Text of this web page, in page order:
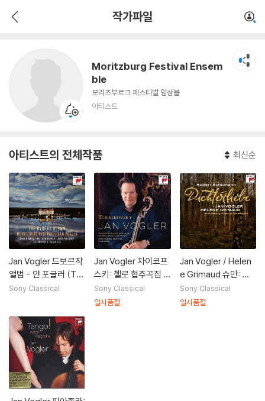
작가파일
Moritzburg Festival Ensem
ble
모리츠부르크 페스티벌 앙상블
아티스트
아티스트의 전체작품 최신순
Jan Vogler 드보르작
앨범 - 얀 포글러 (Th
e Dvorak Album)
Sony Classical
Jan Vogler 차이코프
스키: 첼로 협주곡집 -
우울한 세레나데, 로코
코 변주곡, 플로렌스의
Sony Classical
일시품절
Jan Vogler / Helen
e Grimaud 슈만: 환
상소품집, 시인의 사랑
[첼로와 피아노 이중
Sony Classical
일시품절